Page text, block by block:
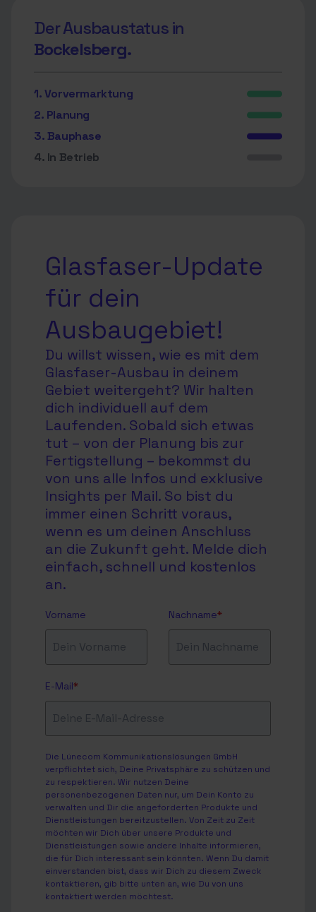
Der Ausbaustatus in
Bockelsberg.
1. Vorvermarktung
2. Planung
3. Bauphase
4. In Betrieb
Glasfaser-Update
für dein
Ausbaugebiet!
Du willst wissen, wie es mit dem
Glasfaser-Ausbau in deinem
Gebiet weitergeht? Wir halten
dich individuell auf dem
Laufenden. Sobald sich etwas
tut – von der Planung bis zur
Fertigstellung – bekommst du
von uns alle Infos und exklusive
Insights per Mail. So bist du
immer einen Schritt voraus,
wenn es um deinen Anschluss
an die Zukunft geht. Melde dich
einfach, schnell und kostenlos
an.
Vorname Nachname*
E-Mail*
Die Lünecom Kommunikationslösungen GmbH
verpflichtet sich, Deine Privatsphäre zu schützen und
zu respektieren. Wir nutzen Deine
personenbezogenen Daten nur, um Dein Konto zu
verwalten und Dir die angeforderten Produkte und
Dienstleistungen bereitzustellen. Von Zeit zu Zeit
möchten wir Dich über unsere Produkte und
Dienstleistungen sowie andere Inhalte informieren,
die für Dich interessant sein könnten. Wenn Du damit
einverstanden bist, dass wir Dich zu diesem Zweck
kontaktieren, gib bitte unten an, wie Du von uns
kontaktiert werden möchtest.